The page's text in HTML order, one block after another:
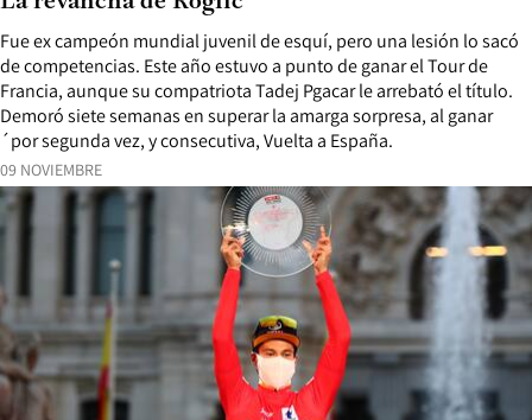
09 NOVIEMBRE
Fue ex campeón mundial juvenil de esquí, pero una lesión lo sacó
de competencias. Este año estuvo a punto de ganar el Tour de
Francia, aunque su compatriota Tadej Pgacar le arrebató el título.
Demoró siete semanas en superar la amarga sorpresa, al ganar
´por segunda vez, y consecutiva, Vuelta a España.